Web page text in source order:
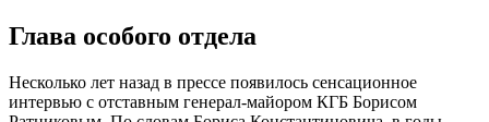
Глава особого отдела
Несколько лет назад в прессе появилось сенсационное
интервью с отставным генерал-майором КГБ Борисом